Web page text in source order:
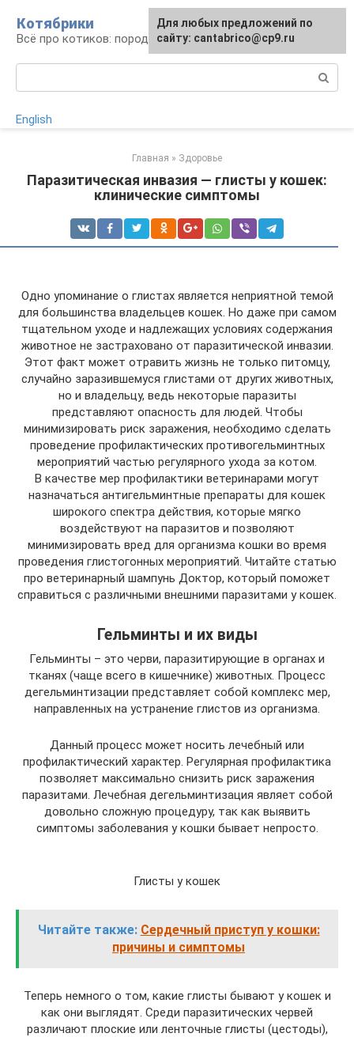
контенту
Котябрики
Всё про котиков: породы, содержание, уход
English
Главная » Здоровье
Паразитическая инвазия — глисты у кошек:
клинические симптомы
Одно упоминание о глистах является неприятной темой
для большинства владельцев кошек. Но даже при самом
тщательном уходе и надлежащих условиях содержания
животное не застраховано от паразитической инвазии.
Этот факт может отравить жизнь не только питомцу,
случайно заразившемуся глистами от других животных,
но и владельцу, ведь некоторые паразиты
представляют опасность для людей. Чтобы
минимизировать риск заражения, необходимо сделать
проведение профилактических противогельминтных
мероприятий частью регулярного ухода за котом.
В качестве мер профилактики ветеринарами могут
назначаться антигельминтные препараты для кошек
широкого спектра действия, которые мягко
воздействуют на паразитов и позволяют
минимизировать вред для организма кошки во время
проведения глистогонных мероприятий. Читайте статью
про ветеринарный шампунь Доктор, который поможет
справиться с различными внешними паразитами у кошек.
Гельминты и их виды
Гельминты – это черви, паразитирующие в органах и
тканях (чаще всего в кишечнике) животных. Процесс
дегельминтизации представляет собой комплекс мер,
направленных на устранение глистов из организма.
Данный процесс может носить лечебный или
профилактический характер. Регулярная профилактика
позволяет максимально снизить риск заражения
паразитами. Лечебная дегельминтизация являет собой
довольно сложную процедуру, так как выявить
симптомы заболевания у кошки бывает непросто.
Глисты у кошек
Читайте также: Сердечный приступ у кошки:
причины и симптомы
Теперь немного о том, какие глисты бывают у кошек и
как они выглядят. Среди паразитических червей
различают плоские или ленточные глисты (цестоды),
Для любых предложений по
сайту: cantabrico@cp9.ru